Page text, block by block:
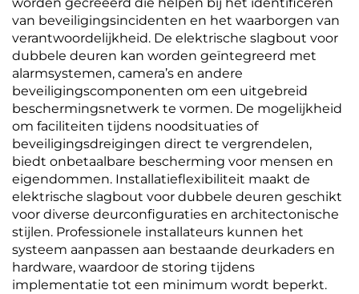
van beveiligingsincidenten en het waarborgen van
verantwoordelijkheid. De elektrische slagbout voor
dubbele deuren kan worden geïntegreerd met
alarmsystemen, camera’s en andere
beveiligingscomponenten om een uitgebreid
beschermingsnetwerk te vormen. De mogelijkheid
om faciliteiten tijdens noodsituaties of
beveiligingsdreigingen direct te vergrendelen,
biedt onbetaalbare bescherming voor mensen en
eigendommen. Installatieflexibiliteit maakt de
elektrische slagbout voor dubbele deuren geschikt
voor diverse deurconfiguraties en architectonische
stijlen. Professionele installateurs kunnen het
systeem aanpassen aan bestaande deurkaders en
hardware, waardoor de storing tijdens
implementatie tot een minimum wordt beperkt.